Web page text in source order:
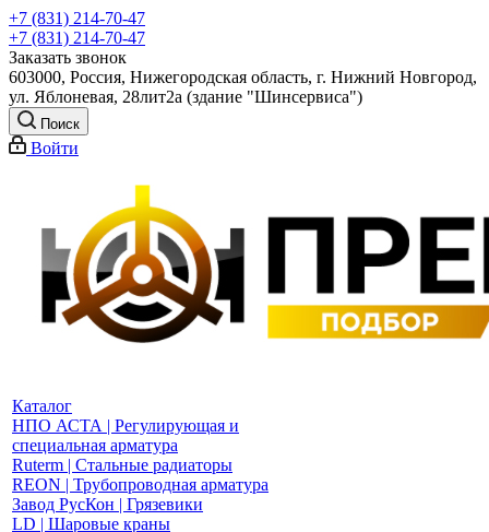
+7 (831) 214-70-47
+7 (831) 214-70-47
Заказать звонок
603000, Россия, Нижегородская область, г. Нижний Новгород,
ул. Яблоневая, 28лит2а (здание "Шинсервиса")
Поиск
Войти
Каталог
НПО АСТА | Регулирующая и
специальная арматура
Ruterm | Стальные радиаторы
REON | Трубопроводная арматура
Завод РусКон | Грязевики
LD | Шаровые краны